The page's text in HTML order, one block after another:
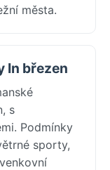
města.
In březen
s
Podmínky
sporty,